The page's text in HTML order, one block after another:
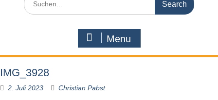
for:
Menu
IMG_3928
2. Juli 2023 Christian Pabst